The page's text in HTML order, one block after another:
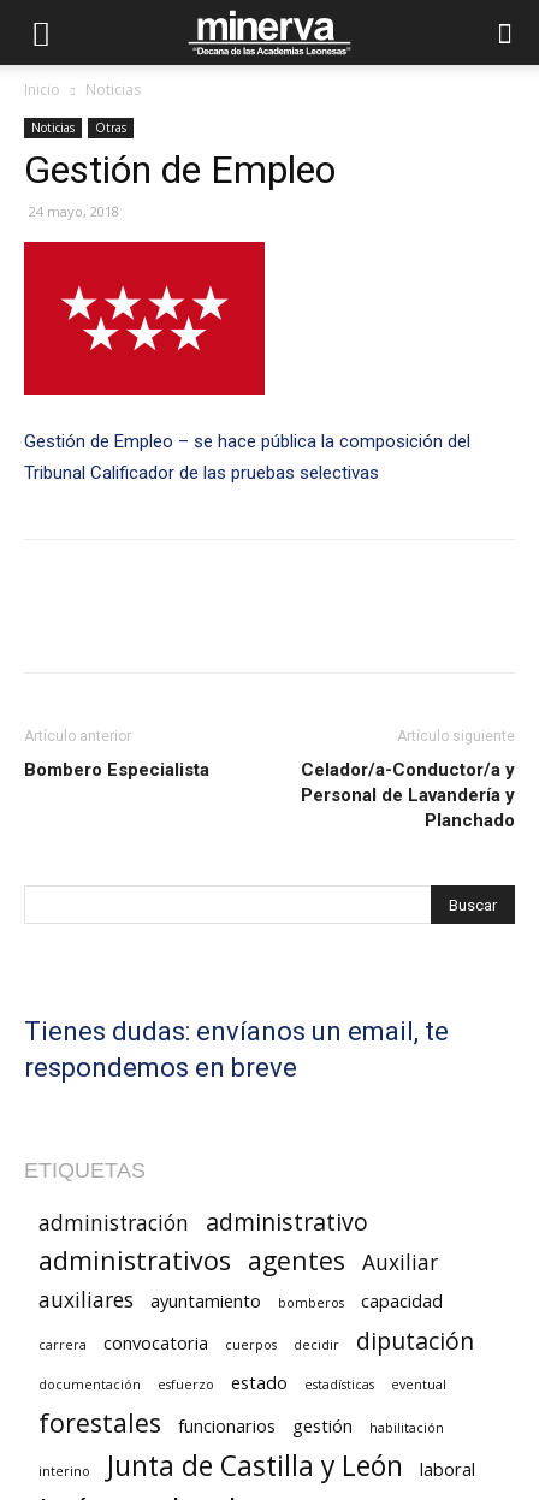
Inicio Noticias
Noticias Otras
Gestión de Empleo
24 mayo, 2018
Gestión de Empleo – se hace pública la composición del
Tribunal Calificador de las pruebas selectivas
Artículo anterior
Bombero Especialista
Artículo siguiente
Celador/a-Conductor/a y
Personal de Lavandería y
Planchado
Tienes dudas: envíanos un email, te
respondemos en breve
ETIQUETAS
administración administrativo
administrativos agentes
Auxiliar
auxiliares
ayuntamiento bomberos capacidad
carrera convocatoria cuerpos decidir diputación
documentación esfuerzo estado estadísticas eventual
forestales funcionarios gestión habilitación
interino Junta de Castilla y León laboral